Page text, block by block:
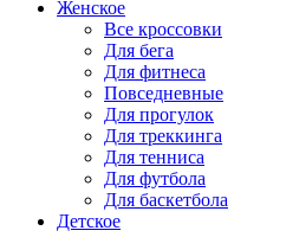
Женское
Все кроссовки
Для бега
Для фитнеса
Повседневные
Для прогулок
Для треккинга
Для тенниса
Для футбола
Для баскетбола
Детское